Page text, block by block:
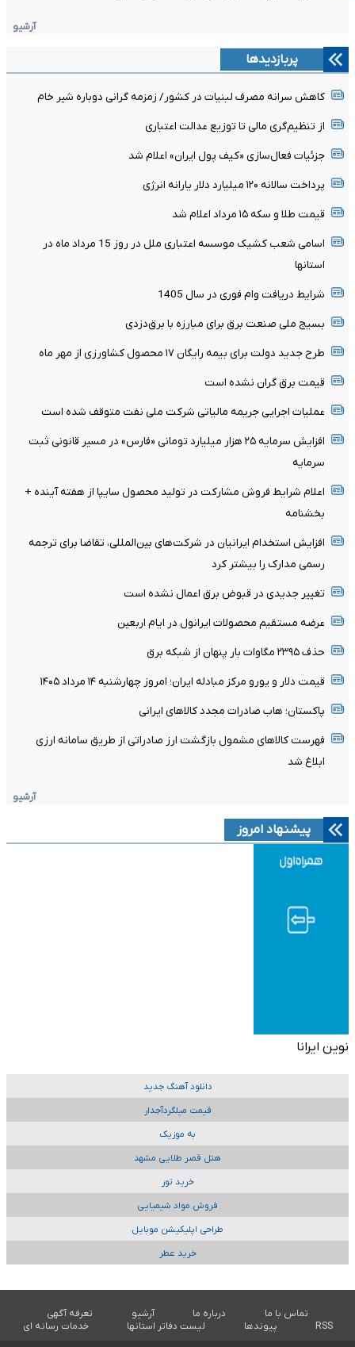
آرشیو
پربازدیدها
کاهش سرانه مصرف لبنیات در کشور/ زمزمه گرانی دوباره شیر خام
از تنظیم‌گری مالی تا توزیع عدالت اعتباری
جزئیات فعال‌سازی «کیف پول ایران» اعلام شد
پرداخت سالانه ۱۲۰ میلیارد دلار یارانه انرژی
قیمت طلا و سکه ۱۵ مرداد اعلام شد
اسامی شعب کشیک موسسه اعتباری ملل در روز 15 مرداد ماه در
استانها
شرایط دریافت وام فوری در سال 1405
بسیج ملی صنعت برق برای مبارزه با برق‌دزدی
طرح جدید دولت برای بیمه رایگان ۱۷ محصول کشاورزی از مهر ماه
قیمت برق گران نشده است
عملیات اجرایی جریمه مالیاتی شرکت ملی نفت متوقف شده است
افزایش سرمایه ۲۵ هزار میلیارد تومانی «فارس» در مسیر قانونی ثبت
سرمایه
اعلام شرایط فروش مشارکت در تولید محصول سایپا از هفته آینده +
بخشنامه
افزایش استخدام ایرانیان در شرکت‌های بین‌المللی، تقاضا برای ترجمه
رسمی مدارک را بیشتر کرد
تغییر جدیدی در قبوض برق اعمال نشده است
عرضه مستقیم محصولات ایرانول در ایام اربعین
حذف ۲۳۹۵ مگاوات بار پنهان از شبکه برق
قیمت دلار و یورو مرکز مبادله ایران؛ امروز چهارشنبه ۱۴ مرداد ۱۴۰۵
پاکستان؛ هاب صادرات مجدد کالاهای ایرانی
فهرست کالاهای مشمول بازگشت ارز صادراتی از طریق سامانه ارزی
ابلاغ شد
آرشیو
پیشنهاد امروز
نوین ایرانا
دانلود آهنگ جدید
قیمت میلگردآجدار
به موزیک
هتل قصر طلایی مشهد
خرید تور
فروش مواد شیمیایی
طراحی اپلیکیشن موبایل
خرید عطر
تماس با ما درباره ما آرشیو
تعرفه آگهی
RSS
پیوندها لیست دفاتر استانها خدمات رسانه ای